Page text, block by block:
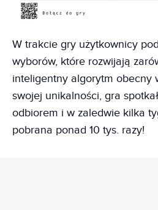
W trakcie gry użytkownicy
wyborów, które rozwijają
inteligentny algorytm obecny
swojej unikalności, gra
odbiorem i w zaledwie kilka
pobrana ponad 10 tys. razy!